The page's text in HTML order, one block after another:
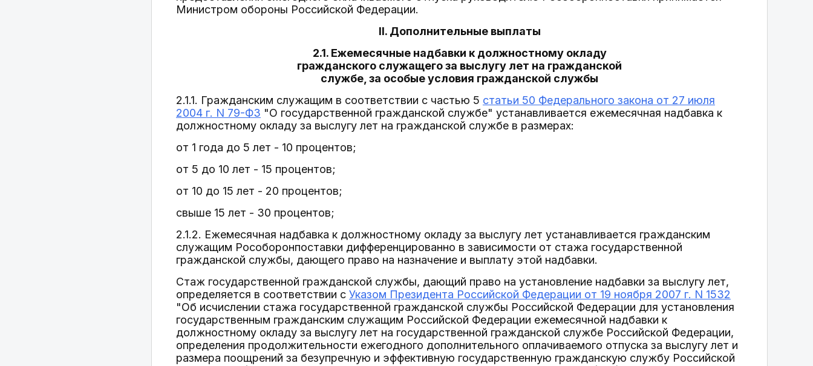
Министром обороны Российской Федерации.
II. Дополнительные выплаты
2.1. Ежемесячные надбавки к должностному окладу
гражданского служащего за выслугу лет на гражданской
службе, за особые условия гражданской службы
2.1.1. Гражданским служащим в соответствии с частью 5 статьи 50 Федерального закона от 27 июля
2004 г. N 79-ФЗ "О государственной гражданской службе" устанавливается ежемесячная надбавка к
должностному окладу за выслугу лет на гражданской службе в размерах:
от 1 года до 5 лет - 10 процентов;
от 5 до 10 лет - 15 процентов;
от 10 до 15 лет - 20 процентов;
свыше 15 лет - 30 процентов;
2.1.2. Ежемесячная надбавка к должностному окладу за выслугу лет устанавливается гражданским
служащим Рособоронпоставки дифференцированно в зависимости от стажа государственной
гражданской службы, дающего право на назначение и выплату этой надбавки.
Стаж государственной гражданской службы, дающий право на установление надбавки за выслугу лет,
определяется в соответствии с Указом Президента Российской Федерации от 19 ноября 2007 г. N 1532
"Об исчислении стажа государственной гражданской службы Российской Федерации для установления
государственным гражданским служащим Российской Федерации ежемесячной надбавки к
должностному окладу за выслугу лет на государственной гражданской службе Российской Федерации,
определения продолжительности ежегодного дополнительного оплачиваемого отпуска за выслугу лет и
размера поощрений за безупречную и эффективную государственную гражданскую службу Российской